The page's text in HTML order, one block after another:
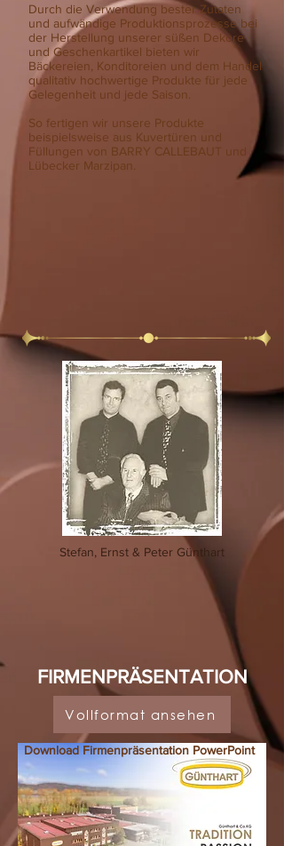
Durch die Verwendung bester Zutaten
und aufwändige Produktionsprozesse bei
der Herstellung unserer süßen Dekore
und Geschenkartikel bieten wir
Bäckereien, Konditoreien und dem Handel
qualitativ hochwertige Produkte für jede
Gelegenheit und jede Saison.
So fertigen wir unsere Produkte
beispielsweise aus Kuvertüren und
Füllungen von BARRY CALLEBAUT und
Lübecker Marzipan.
Stefan, Ernst & Peter Günthart
FIRMENPRÄSENTATION
Vollformat ansehen
Download Firmenpräsentation PowerPoint